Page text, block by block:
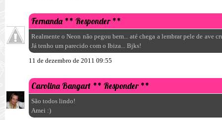
Fernanda ** Responder **
Realmente o Neon não pegou bem... até chega a lembrar pele de ave
Já tenho um parecido com o Ibiza... Bjks!
11 de dezembro de 2011 09:55
Carolina Bangart ** Responder **
São todos lindo!
Amei :)